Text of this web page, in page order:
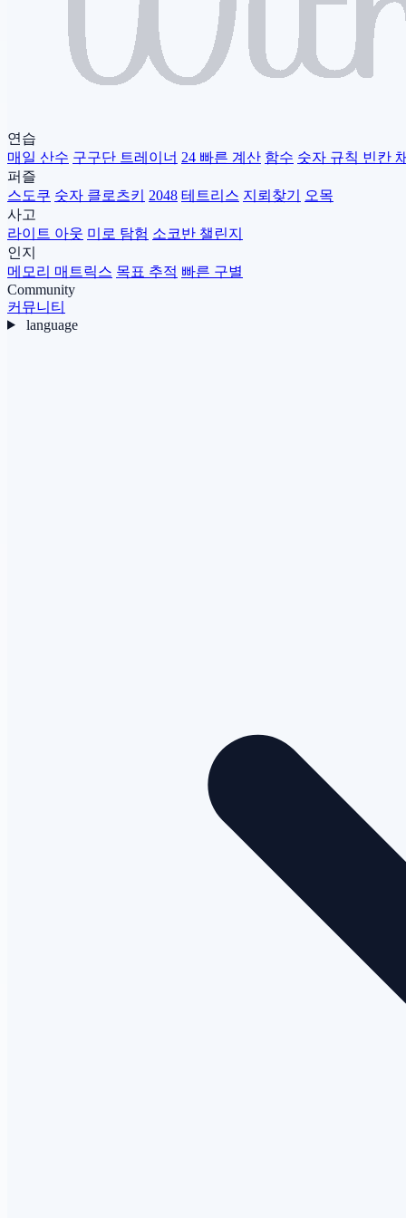
연습
매일 산수 구구단 트레이너 24 빠른 계산 함수 숫자 규칙 빈칸
퍼즐
스도쿠 숫자 클로츠키 2048 테트리스 지뢰찾기
오목
사고
라이트 아웃 미로 탐험 소코반 챌린지
인지
메모리 매트릭스 목표 추적 빠른 구별
Community
커뮤니티
language